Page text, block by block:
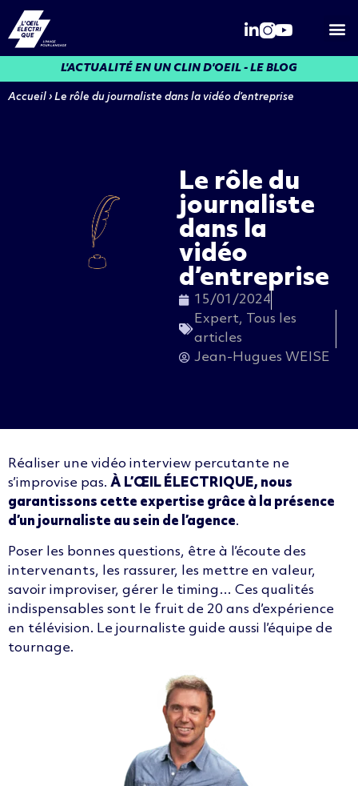
L'ACTUALITÉ EN UN CLIN D'OEIL - LE BLOG
Accueil › Le rôle du journaliste dans la vidéo d’entreprise
Le rôle du
journaliste
dans la
vidéo
d’entreprise
15/01/2024
Expert, Tous les
articles
Jean-Hugues WEISE
Réaliser une vidéo interview percutante ne
s’improvise pas. À L’ŒIL ÉLECTRIQUE, nous
garantissons cette expertise grâce à la présence
d’un journaliste au sein de l’agence.
Poser les bonnes questions, être à l’écoute des
intervenants, les rassurer, les mettre en valeur,
savoir improviser, gérer le timing… Ces qualités
indispensables sont le fruit de 20 ans d’expérience
en télévision. Le journaliste guide aussi l’équipe de
tournage.